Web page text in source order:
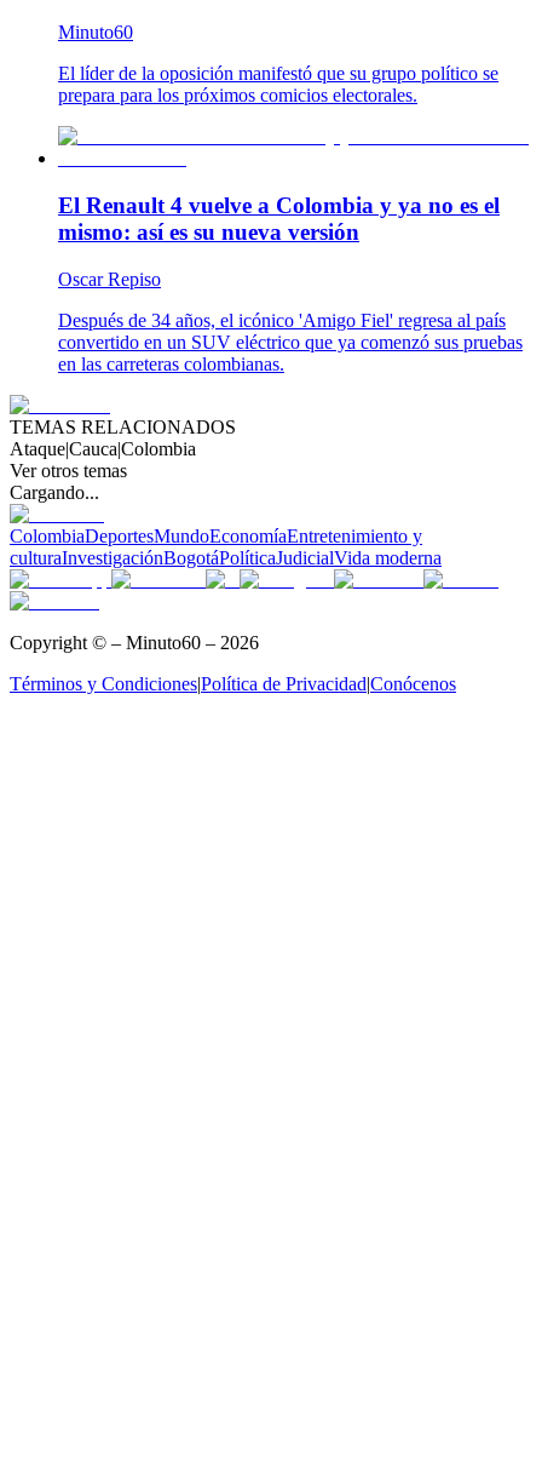
Minuto60
El líder de la oposición manifestó que su grupo político se
prepara para los próximos comicios electorales.
El Renault 4 vuelve a Colombia y ya no es el
mismo: así es su nueva versión
Oscar Repiso
Después de 34 años, el icónico 'Amigo Fiel' regresa al país
convertido en un SUV eléctrico que ya comenzó sus pruebas
en las carreteras colombianas.
TEMAS RELACIONADOS
Ataque|Cauca|Colombia
Ver otros temas
Cargando...
ColombiaDeportesMundoEconomíaEntretenimiento y
culturaInvestigaciónBogotáPolíticaJudicialVida moderna
Copyright © – Minuto60 – 2026
Términos y Condiciones|Política de Privacidad|Conócenos